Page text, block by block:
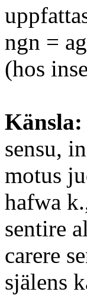
ngn =
(hos
Känsla:
sensu,
motus
hafwa
sentire
carere
själens